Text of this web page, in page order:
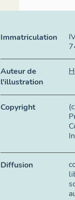
Immatriculation
Auteur de
l'illustration
Copyright
Diffusion